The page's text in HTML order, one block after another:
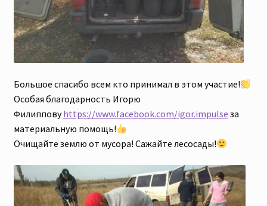
Большое спасибо всем кто принимал в этом участие!
Особая благодарность Игорю
Филипповуhttps://www.facebook.com/igor.impulse за
материальную помощь!
Очищайте землю от мусора! Сажайте лесосады!